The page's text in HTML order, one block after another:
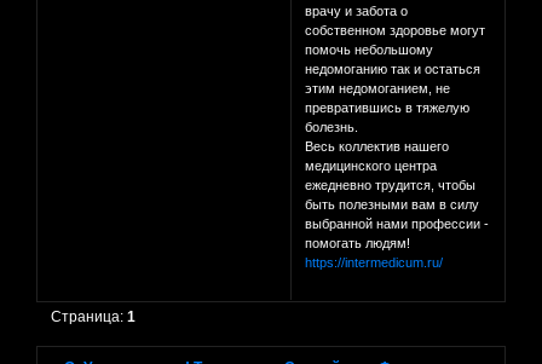
врачу и забота о
собственном здоровье могут
помочь небольшому
недомоганию так и остаться
этим недомоганием, не
превратившись в тяжелую
болезнь.
Весь коллектив нашего
медицинского центра
ежедневно трудится, чтобы
быть полезными вам в силу
выбранной нами профессии -
помогать людям!
https://intermedicum.ru/
Страница:1